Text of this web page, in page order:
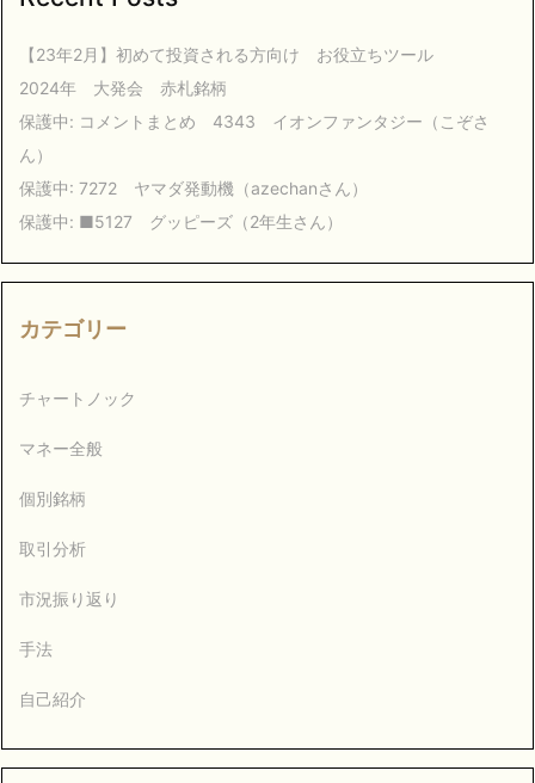
【23年2月】初めて投資される方向け お役立ちツール
2024年 大発会 赤札銘柄
保護中: コメントまとめ 4343 イオンファンタジー（こぞさ
ん）
保護中: 7272 ヤマダ発動機（azechanさん）
保護中: ■5127 グッピーズ（2年生さん）
カテゴリー
チャートノック
マネー全般
個別銘柄
取引分析
市況振り返り
手法
自己紹介